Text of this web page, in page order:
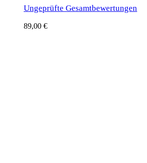
Ungeprüfte Gesamtbewertungen
89,00 €